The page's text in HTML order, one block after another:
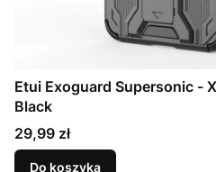
Etui Exoguard Supersonic -
Black
Cena
29,99 zł
Do koszyka